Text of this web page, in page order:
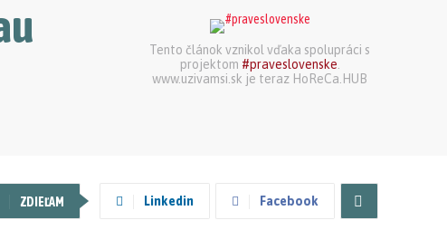
Tento článok vznikol vďaka spolupráci s
projektom #praveslovenske.
www.uzivamsi.sk je teraz HoReCa.HUB
ZDIEĽAM Linkedin Facebook